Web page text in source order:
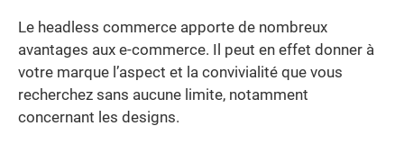
Le headless commerce apporte de nombreux
avantages aux e-commerce. Il peut en effet donner à
votre marque l’aspect et la convivialité que vous
recherchez sans aucune limite, notamment
concernant les designs.